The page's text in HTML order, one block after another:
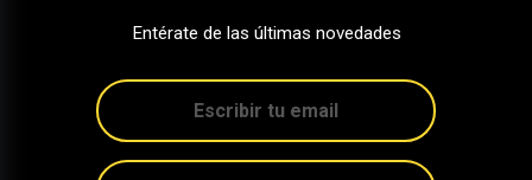
Entérate de las últimas novedades